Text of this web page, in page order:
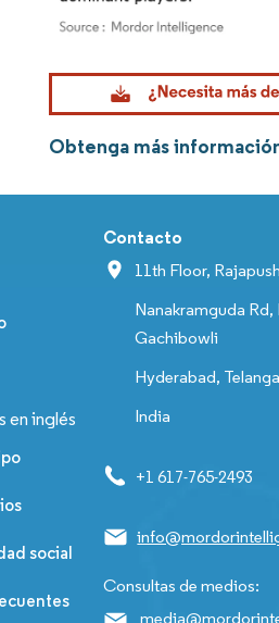
Obtenga más
en inglés
social
Contacto
11th Floor,
Nanakramguda
Gachibowli
Hyderabad,
India
+1 617-765-2493
Consultas de medios: